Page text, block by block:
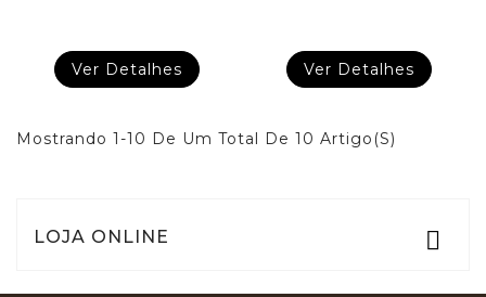
Ver Detalhes Ver Detalhes
Mostrando 1-10 De Um Total De 10 Artigo(s)
LOJA ONLINE 